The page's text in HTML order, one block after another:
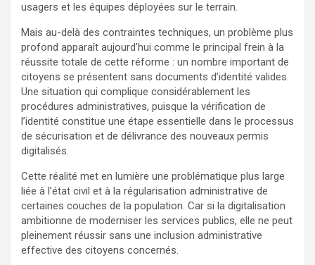
usagers et les équipes déployées sur le terrain.
Mais au-delà des contraintes techniques, un problème plus
profond apparaît aujourd’hui comme le principal frein à la
réussite totale de cette réforme : un nombre important de
citoyens se présentent sans documents d’identité valides.
Une situation qui complique considérablement les
procédures administratives, puisque la vérification de
l’identité constitue une étape essentielle dans le processus
de sécurisation et de délivrance des nouveaux permis
digitalisés.
Cette réalité met en lumière une problématique plus large
liée à l’état civil et à la régularisation administrative de
certaines couches de la population. Car si la digitalisation
ambitionne de moderniser les services publics, elle ne peut
pleinement réussir sans une inclusion administrative
effective des citoyens concernés.